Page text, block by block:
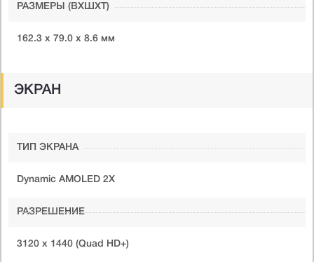
РАЗМЕРЫ (ВXШXТ)
162.3 x 79.0 x 8.6 мм
ЭКРАН
ТИП ЭКРАНА
Dynamic AMOLED 2X
РАЗРЕШЕНИЕ
3120 x 1440 (Quad HD+)